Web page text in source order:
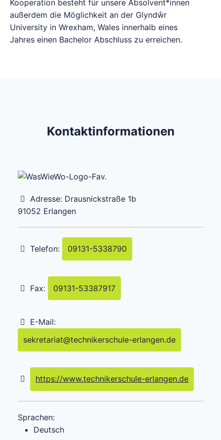
Kooperation besteht für unsere Absolvent*innen
außerdem die Möglichkeit an der Glyndŵr
University in Wrexham, Wales innerhalb eines
Jahres einen Bachelor Abschluss zu erreichen.
Kontaktinformationen
Adresse: Drausnickstraße 1b
91052 Erlangen
Telefon: 09131-5338790
Fax: 09131-53387917
E-Mail:
sekretariat@technikerschule-erlangen.de
https://www.technikerschule-erlangen.de
Sprachen:
Deutsch